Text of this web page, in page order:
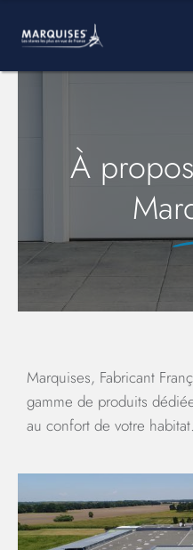
À
Marquises, Fabricant
gamme de produits
au confort de votre habitat.